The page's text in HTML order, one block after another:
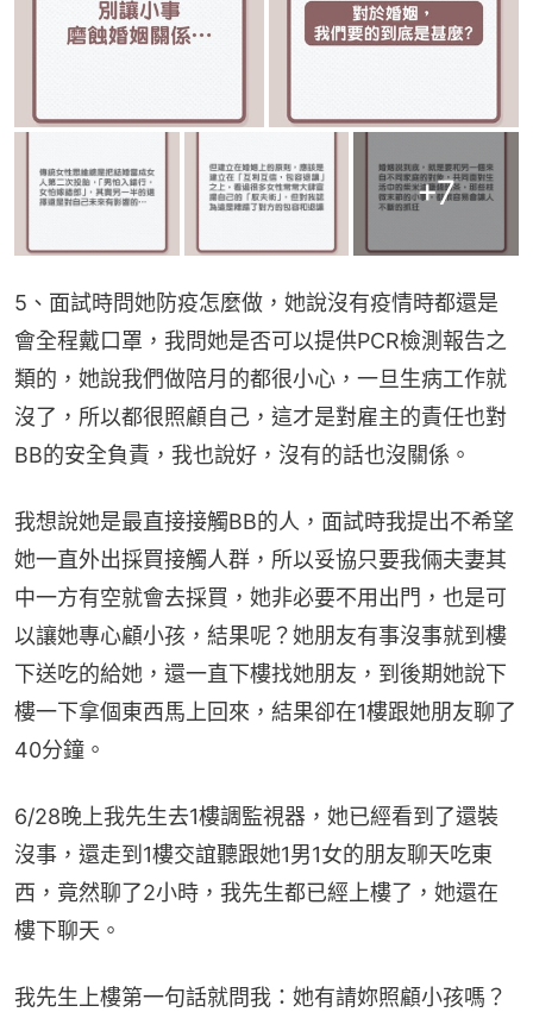
+7
5、面試時問她防疫怎麼做，她說沒有疫情時都還是
會全程戴口罩，我問她是否可以提供PCR檢測報告之
類的，她說我們做陪月的都很小心，一旦生病工作就
沒了，所以都很照顧自己，這才是對雇主的責任也對
BB的安全負責，我也說好，沒有的話也沒關係。
我想說她是最直接接觸BB的人，面試時我提出不希望
她一直外出採買接觸人群，所以妥協只要我倆夫妻其
中一方有空就會去採買，她非必要不用出門，也是可
以讓她專心顧小孩，結果呢？她朋友有事沒事就到樓
下送吃的給她，還一直下樓找她朋友，到後期她說下
樓一下拿個東西馬上回來，結果卻在1樓跟她朋友聊了
40分鐘。
6/28晚上我先生去1樓調監視器，她已經看到了還裝
沒事，還走到1樓交誼聽跟她1男1女的朋友聊天吃東
西，竟然聊了2小時，我先生都已經上樓了，她還在
樓下聊天。
我先生上樓第一句話就問我：她有請妳照顧小孩嗎？